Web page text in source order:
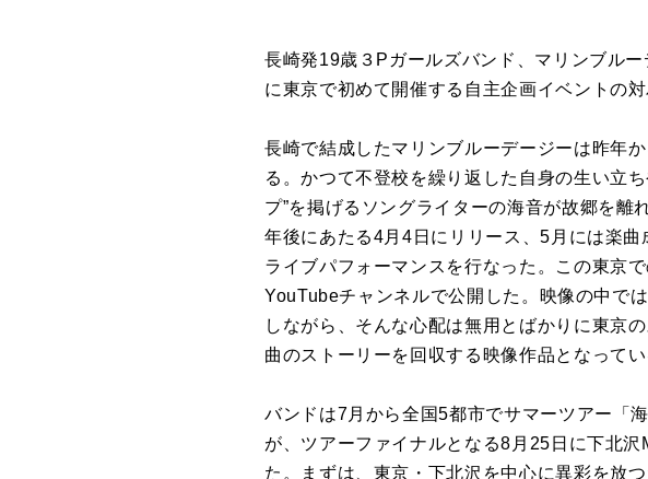
長崎発19歳３Pガールズバンド、マリンブル
に東京で初めて開催する自主企画イベントの
長崎で結成したマリンブルーデージーは昨年
る。かつて不登校を繰り返した自身の生い立
プ”を掲げるソングライターの海音が故郷を
年後にあたる4月4日にリリース、5月には楽
ライブパフォーマンスを行なった。この東京
YouTubeチャンネルで公開した。映像の中で
しながら、そんな心配は無用とばかりに東京
曲のストーリーを回収する映像作品となってい
バンドは7月から全国5都市でサマーツアー「
が、ツアーファイナルとなる8月25日に下北
た。まずは、東京・下北沢を中心に異彩を放